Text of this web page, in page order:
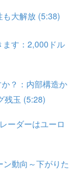
も大解放 (5:38)
ます：2,000ドル
？：内部構造か
残玉 (5:28)
ーダーはユーロ
動向～下がりた